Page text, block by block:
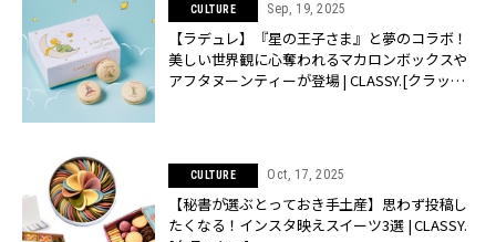
CULTURE Sep, 19, 2025
【ラデュレ】『星の王⼦さま』と夢のコラボ！
美しい世界観に心奪われるマカロンボックスや
アフタヌーンティーが登場 | CLASSY.[クラッシ
CULTURE Oct, 17, 2025
【秘書が選ぶとっておき手土産】思わず投稿し
たくなる！インスタ映えスイーツ3選 | CLASSY.